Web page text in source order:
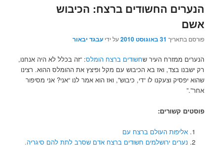
הנערים החשודים ברצח: הכיבוש
אשם
פורסם בתאריך 31 באוגוסט 2010 על ידיעבגד יבאור
הנערים ממזרח העיר שחשודים ברצח הומלס: “זה בכלל לא היה אנחנו,
רק ישבנו בצד, ואז בא הכיבוש עם מקל ופיצץ את ההומלס ההוא.‬ רצינו
שהוא יפסיק וצעקנו לו “די, כיבוש”‬, ואז הוא אמר לנו “אני? אני מסיפור
אחר”.”
פוסטים קשורים:
אליפות העולם ברצח עם
נערים ירושלמים חשודים ברצח אדם שסרב לתת להם סיגריה.